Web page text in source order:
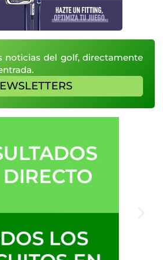
noticias del golf, directamente